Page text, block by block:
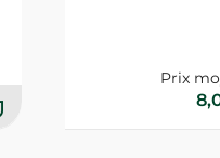
Prix